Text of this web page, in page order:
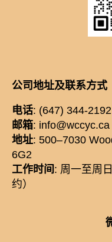
公司地址及联系方式
电话: (647) 344-2192
邮箱: info@wccyc.ca
地址: 500–7030
6G2
工作时间 : 周一至周
约）